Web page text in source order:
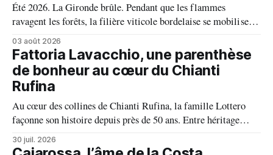
Été 2026. La Gironde brûle. Pendant que les flammes
ravagent les forêts, la filière viticole bordelaise se mobilise,
fait front commun et fait preuve d'une solidarité exemplaire
face aux incendies. Les vignes, sont épargnées et le millésime
s'annonce prometteur. Le feu n'aura pas eu le dernier mot.
03 août 2026
Fattoria Lavacchio, une parenthèse
de bonheur au cœur du Chianti
Rufina
Au cœur des collines de Chianti Rufina, la famille Lottero
façonne son histoire depuis près de 50 ans. Entre héritage
familial, exigence viticole et profond respect du terroir, le
domaine incarne une vision authentique du vin, où chaque
30 juil. 2026